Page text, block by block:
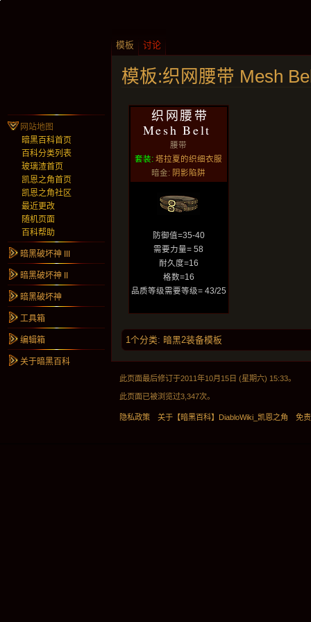
模板:织网腰带 Mesh
织网腰带
Mesh Belt
腰带
套装:塔拉夏的织细衣服
暗金: 阴影陷阱
防御值=35-40
需要力量= 58
耐久度=16
格数=16
品质等级需要等级= 43/25
1个分类: 暗黑2装备模板
模板 讨论
网站地图
暗黑百科首页
百科分类列表
玻璃渣首页
凯恩之角首页
凯恩之角社区
最近更改
随机页面
百科帮助
暗黑破坏神 III
暗黑破坏神 II
暗黑破坏神
工具箱
编辑箱
关于暗黑百科
此页面最后修订于2011年10月15日 (星期六) 15:33。
此页面已被浏览过3,347次。
隐私政策 关于【暗黑百科】DiabloWiki_凯恩之角 免